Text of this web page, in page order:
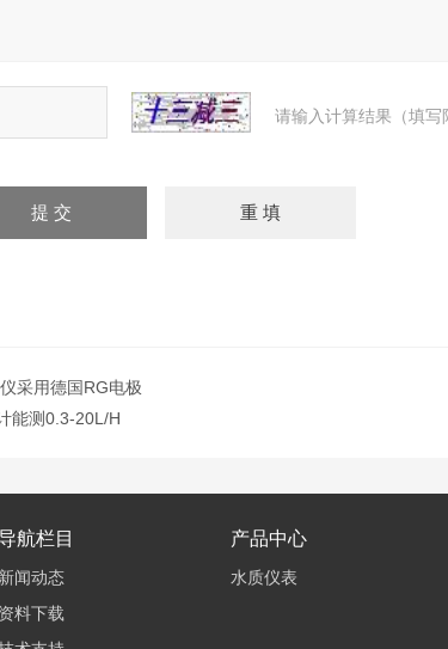
请输入计算结果（填
采用德国RG电极
能测0.3-20L/H
航栏目
新闻动态
资料下载
产品中心
水质仪表